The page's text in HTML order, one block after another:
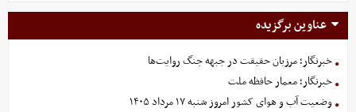
عناوین برگزیده
خبرنگار؛ مرزبان حقیقت در جبهه جنگ روایت‌ها
خبرنگار؛ معمار حافظه ملت
وضعیت آب و هوای کشور امروز شنبه ۱۷ مرداد ۱۴۰۵